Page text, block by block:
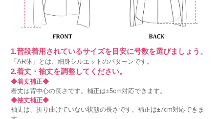
1.普段着用されているサイズを目安に号数を選びましょう。
「AR体」とは、細身シルエットのパターンです。
2.着丈・袖丈を調整してください。
◆着丈補正◆
着丈は背中心の長さです。補正は±5cm対応できます。
◆袖丈補正◆
袖丈は、折り曲げていない状態の長さです。補正は±7cm対応できま